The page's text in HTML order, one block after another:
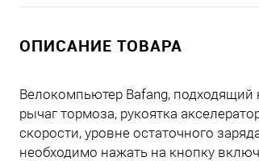
ОПИСАНИЕ ТОВАРА
Велокомпьютер Bafang,
рычаг тормоза, рукоятка
скорости, уровне остаточного
необходимо нажать на кнопку